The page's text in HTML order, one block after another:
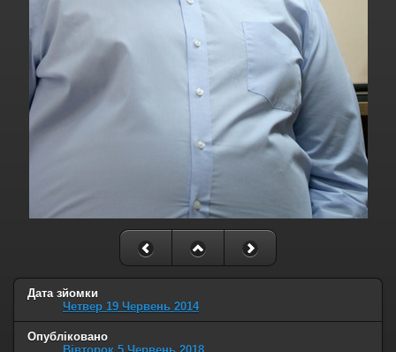
Дата зйомки
Четвер 19 Червень 2014
Опубліковано